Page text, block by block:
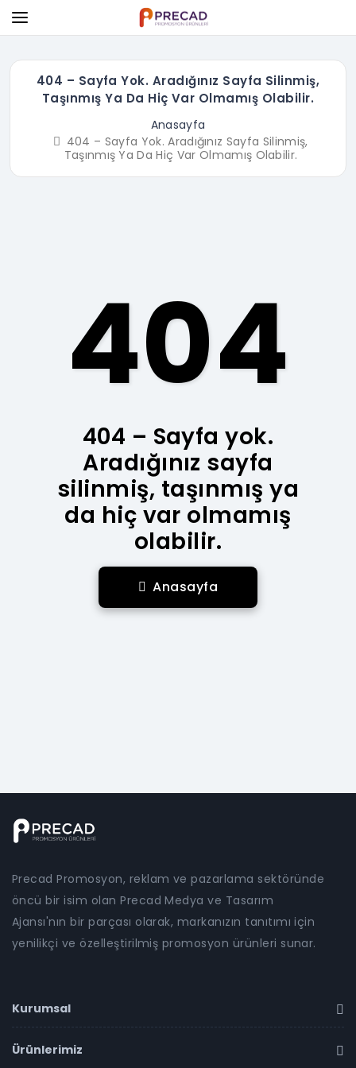
404 – Sayfa Yok. Aradığınız Sayfa Silinmiş,
Taşınmış Ya Da Hiç Var Olmamış Olabilir.
Anasayfa
404 – Sayfa Yok. Aradığınız Sayfa Silinmiş,
Taşınmış Ya Da Hiç Var Olmamış Olabilir.
404
404 – Sayfa yok.
Aradığınız sayfa
silinmiş, taşınmış ya
da hiç var olmamış
olabilir.
Anasayfa
Precad Promosyon, reklam ve pazarlama sektöründe
öncü bir isim olan Precad Medya ve Tasarım
Ajansı'nın bir parçası olarak, markanızın tanıtımı için
yenilikçi ve özelleştirilmiş promosyon ürünleri sunar.
Kurumsal
Ürünlerimiz